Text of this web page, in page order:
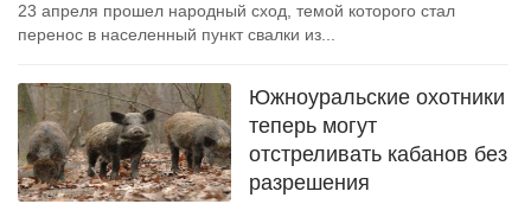
23 апреля прошел народный сход, темой которого стал
перенос в населенный пункт свалки из...
Южноуральские охотники
теперь могут
отстреливать кабанов без
разрешения